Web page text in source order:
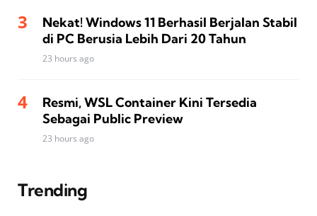
Nekat! Windows 11 Berhasil Berjalan Stabil
di PC Berusia Lebih Dari 20 Tahun
23 hours ago
Resmi, WSL Container Kini Tersedia
Sebagai Public Preview
23 hours ago
Trending